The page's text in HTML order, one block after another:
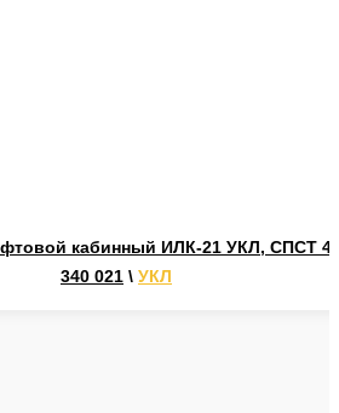
кабинный ИЛК-21 УКЛ, СПСТ
340 021 \ УКЛ